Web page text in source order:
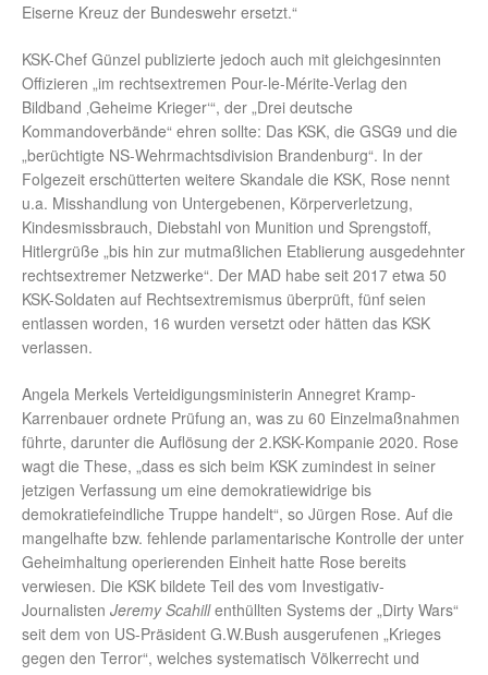
Eiserne Kreuz der Bundeswehr ersetzt.“
KSK-Chef Günzel publizierte jedoch auch mit gleichgesinnten
Offizieren „im rechtsextremen Pour-le-Mérite-Verlag den
Bildband ‚Geheime Krieger‘“, der „Drei deutsche
Kommandoverbände“ ehren sollte: Das KSK, die GSG9 und die
„berüchtigte NS-Wehrmachtsdivision Brandenburg“. In der
Folgezeit erschütterten weitere Skandale die KSK, Rose nennt
u.a. Misshandlung von Untergebenen, Körperverletzung,
Kindesmissbrauch, Diebstahl von Munition und Sprengstoff,
Hitlergrüße „bis hin zur mutmaßlichen Etablierung ausgedehnter
rechtsextremer Netzwerke“. Der MAD habe seit 2017 etwa 50
KSK-Soldaten auf Rechtsextremismus überprüft, fünf seien
entlassen worden, 16 wurden versetzt oder hätten das KSK
verlassen.
Angela Merkels Verteidigungsministerin Annegret Kramp-
Karrenbauer ordnete Prüfung an, was zu 60 Einzelmaßnahmen
führte, darunter die Auflösung der 2.KSK-Kompanie 2020. Rose
wagt die These, „dass es sich beim KSK zumindest in seiner
jetzigen Verfassung um eine demokratiewidrige bis
demokratiefeindliche Truppe handelt“, so Jürgen Rose. Auf die
mangelhafte bzw. fehlende parlamentarische Kontrolle der unter
Geheimhaltung operierenden Einheit hatte Rose bereits
verwiesen. Die KSK bildete Teil des vom Investigativ-
Journalisten Jeremy Scahillenthüllten Systems der „Dirty Wars“
seit dem von US-Präsident G.W.Bush ausgerufenen „Krieges
gegen den Terror“, welches systematisch Völkerrecht und